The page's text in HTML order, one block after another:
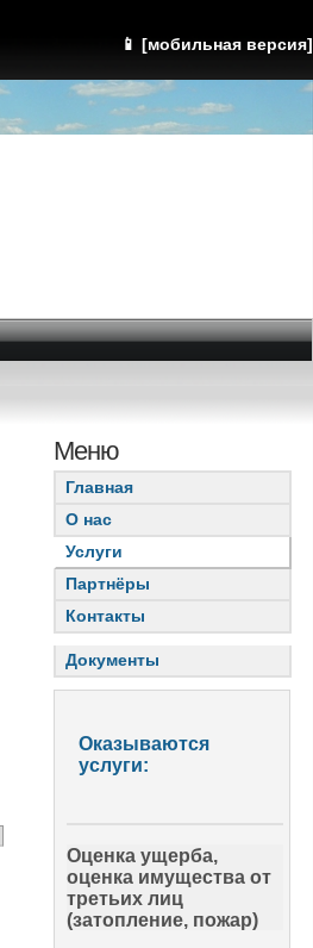
📱 [мобильная версия]
Меню
Главная
О нас
Услуги
Партнёры
Контакты
Документы
Оказываются
услуги:
Оценка ущерба,
оценка имущества от
третьих лиц
(затопление, пожар)